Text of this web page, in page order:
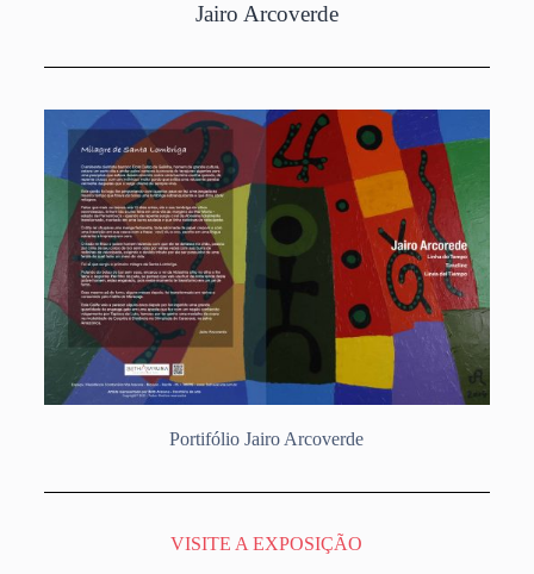
Jairo Arcoverde
Portifólio Jairo Arcoverde
VISITE A EXPOSIÇÃO